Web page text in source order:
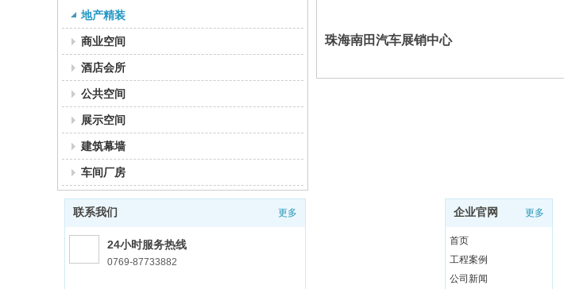
地产精装
商业空间
酒店会所
公共空间
展示空间
建筑幕墙
车间厂房
珠海南田汽车展销中心
联系我们 更多
24小时服务热线
0769-87733882
企业官网 更多
首页
工程案例
公司新闻